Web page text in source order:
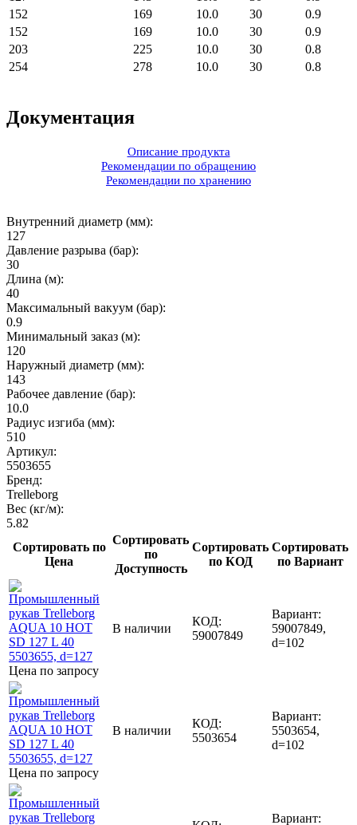
152
169 10.0 30
0.9
152
169 10.0 30
0.9
203
225 10.0 30
0.8
254
278 10.0 30 0.8
Документация
Описание продукта
Рекомендации по обращению
Рекомендации по хранению
Внутренний диаметр (мм):
127
Давление разрыва (бар):
30
Длина (м):
40
Максимальный вакуум (бар):
0.9
Минимальный заказ (м):
120
Наружный диаметр (мм):
143
Рабочее давление (бар):
10.0
Радиус изгиба (мм):
510
Артикул:
5503655
Бренд:
Trelleborg
Вес (кг/м):
5.82
Сортировать по
Цена
Сортировать
по
Доступность
Сортировать
по КОД
Сортировать
по Вариант
Цена по запросу
В наличии
КОД:
59007849
Вариант:
59007849,
d=102
Цена по запросу
В наличии
КОД:
5503654
Вариант:
5503654,
d=102
Вариант: